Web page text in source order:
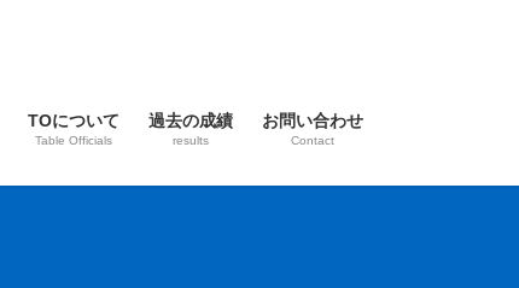
TOについて
Table Officials
過去の成績
results
お問い合わせ
Contact